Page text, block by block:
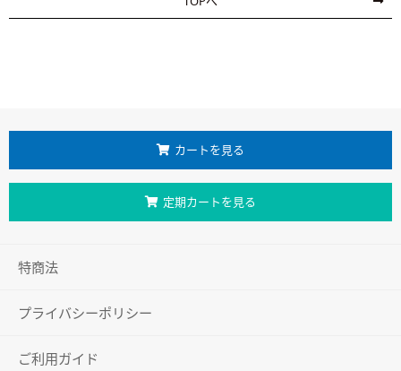
カートを見る
定期カートを見る
特商法
プライバシーポリシー
ご利用ガイド